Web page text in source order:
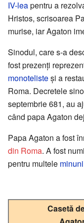
IV-leapentru a
Hristos, scrisoarea
murise, iar Agaton
Sinodul, care s-a
fost prezenți
monotelisteși a
Roma. Decretele
septembrie 681, au
când papa Agaton
Papa Agaton a fost
din Roma. A fost
pentru multele minuni
Casetă